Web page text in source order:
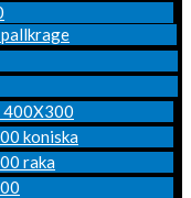
400X300
koniska
raka